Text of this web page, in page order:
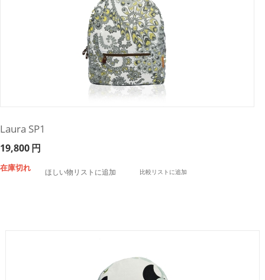
Laura SP1
19,800円
在庫切れ ほしい物リストに追加 比較リストに追加